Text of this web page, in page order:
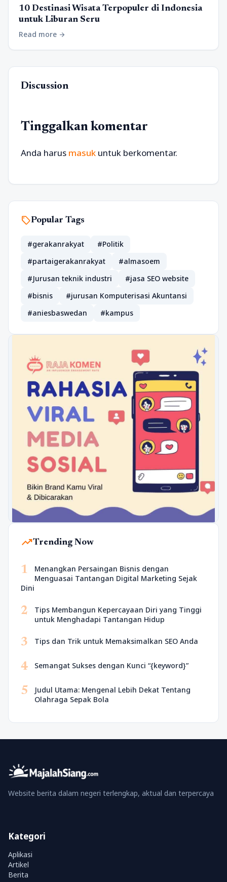
10 Destinasi Wisata Terpopuler di Indonesia
untuk Liburan Seru
Read more arrow_forward
Discussion
Tinggalkan komentar
Anda harus masuk untuk berkomentar.
sellPopular Tags
#gerakanrakyat
#Politik
#partaigerakanrakyat
#almasoem
#Jurusan teknik industri
#jasa SEO website
#bisnis
#jurusan Komputerisasi Akuntansi
#aniesbaswedan
#kampus
trending_upTrending Now
1
Menangkan Persaingan Bisnis dengan
Menguasai Tantangan Digital Marketing Sejak
Dini
2
Tips Membangun Kepercayaan Diri yang Tinggi
untuk Menghadapi Tantangan Hidup
3 Tips dan Trik untuk Memaksimalkan SEO Anda
4 Semangat Sukses dengan Kunci “{keyword}”
5
Judul Utama: Mengenal Lebih Dekat Tentang
Olahraga Sepak Bola
Website berita dalam negeri terlengkap, aktual dan terpercaya
Kategori
Aplikasi
Artikel
Berita